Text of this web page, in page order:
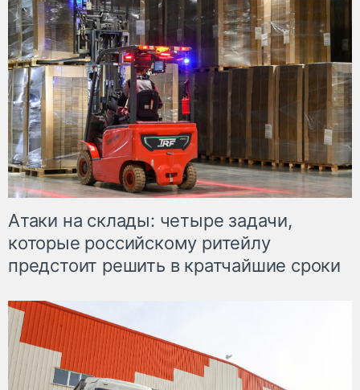
Атаки на склады: четыре задачи,
которые российскому ритейлу
предстоит решить в кратчайшие сроки